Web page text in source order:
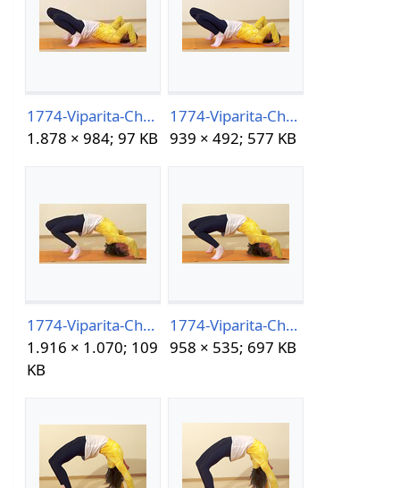
1774-Viparita-Chakrasana05-30-13h23m40s547.jpg
1.878 × 984; 97 KB
1774-Viparita-Chakrasana05-30-13h23m40s547.png
939 × 492; 577 KB
1774-Viparita-Chakrasana05-30-13h23m57s430.jpg
1.916 × 1.070; 109
KB
1774-Viparita-Chakrasana05-30-13h23m57s430.png
958 × 535; 697 KB